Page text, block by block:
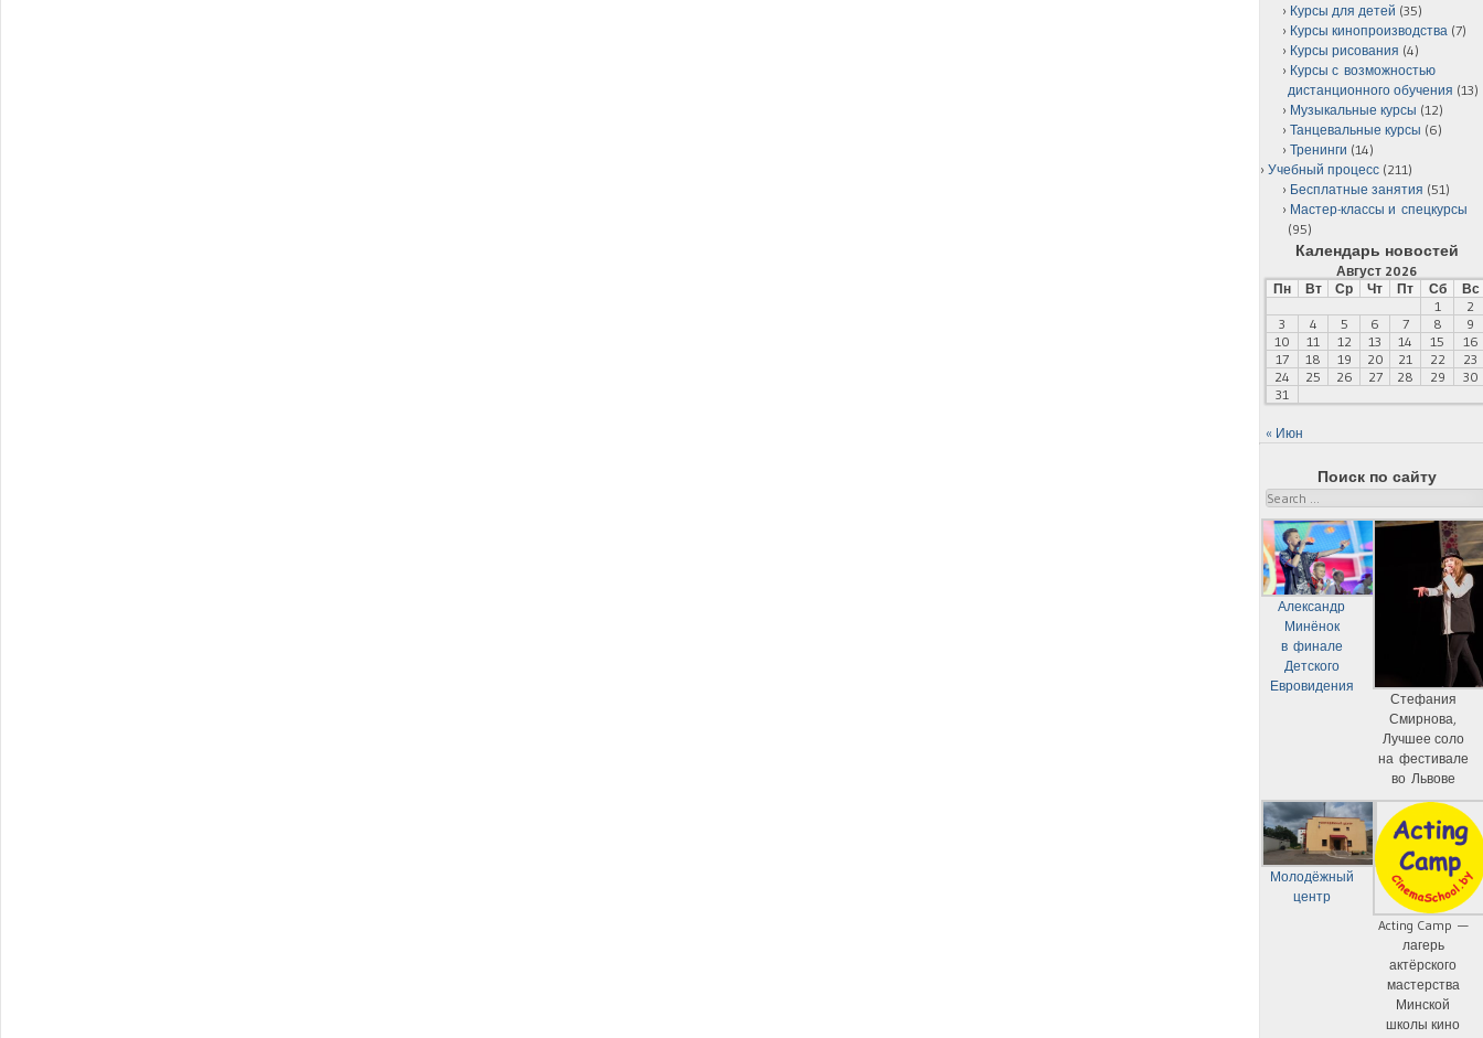
Курсы для детей (35)
Курсы кинопроизводства (7)
Курсы рисования (4)
Курсы с возможностью
дистанционного обучения (13)
Музыкальные курсы (12)
Танцевальные курсы (6)
Тренинги (14)
Учебный процесс (211)
Бесплатные занятия (51)
Мастер-классы и спецкурсы
(95)
Календарь новостей
Август 2026
Пн
Вт Ср Чт Пт Сб
Вс
1
2
3
4 5 6 7 8
9
10
11 12 13 14 15
16
17
18 19 20 21 22
23
24
25 26 27 28 29
30
31
« Июн
Поиск по сайту
Search
Александр
Минёнок
в финале
Детского
Евровидения
Стефания
Смирнова,
Лучшее соло
на фестивале
во Львове
Молодёжный
центр
Acting Camp —
лагерь
актёрского
мастерства
Минской
школы кино